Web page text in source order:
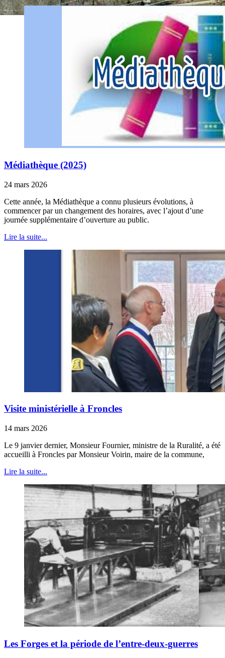
Médiathèque (2025)
24 mars 2026
Cette année, la Médiathèque a connu plusieurs évolutions, à
commencer par un changement des horaires, avec l’ajout d’une
journée supplémentaire d’ouverture au public.
Lire la suite...
Visite ministérielle à Froncles
14 mars 2026
Le 9 janvier dernier, Monsieur Fournier, ministre de la Ruralité, a été
accueilli à Froncles par Monsieur Voirin, maire de la commune,
Lire la suite...
Les Forges et la période de l’entre-deux-guerres